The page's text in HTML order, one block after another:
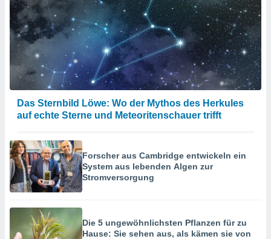
Das Sternbild Löwe: Wo der Mythos des Herkules
auf echte Sterne und Meteoritenschauer trifft
Forscher aus Cambridge entwickeln ein
System aus lebenden Algen zur
Stromversorgung
Die 5 ungewöhnlichsten Pflanzen für zu
Hause: Sie sehen aus, als kämen sie von